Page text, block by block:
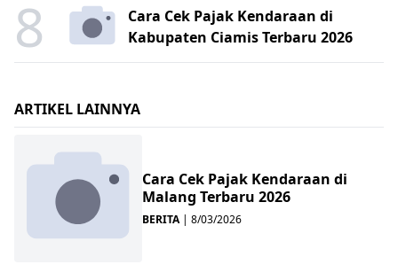
8
Cara Cek Pajak Kendaraan di
Kabupaten Ciamis Terbaru 2026
ARTIKEL LAINNYA
Cara Cek Pajak Kendaraan di
Malang Terbaru 2026
BERITA| 8/03/2026